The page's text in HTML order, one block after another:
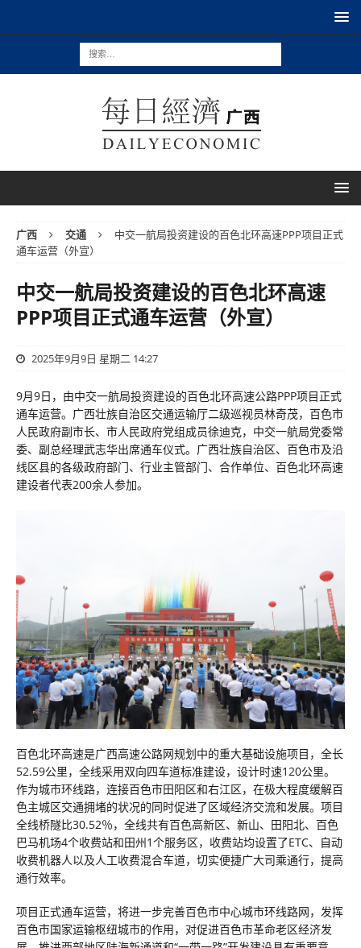
广西 交通
中交一航局投资建设的百色北环高速PPP项目正式
通车运营（外宣）
中交一航局投资建设的百色北环高速
PPP项目正式通车运营（外宣）
2025年9月9日 星期二 14:27
9月9日，由中交一航局投资建设的百色北环高速公路PPP项目正式
通车运营。广西壮族自治区交通运输厅二级巡视员林奇茂，百色市
人民政府副市长、市人民政府党组成员徐迪克，中交一航局党委常
委、副总经理武志华出席通车仪式。广西壮族自治区、百色市及沿
线区县的各级政府部门、行业主管部门、合作单位、百色北环高速
建设者代表200余人参加。
百色北环高速是广西高速公路网规划中的重大基础设施项目，全长
52.59公里，全线采用双向四车道标准建设，设计时速120公里。
作为城市环线路，连接百色市田阳区和右江区，在极大程度缓解百
色主城区交通拥堵的状况的同时促进了区域经济交流和发展。项目
全线桥隧比30.52％，全线共有百色高新区、新山、田阳北、百色
巴马机场4个收费站和田州1个服务区，收费站均设置了ETC、自动
收费机器人以及人工收费混合车道，切实便捷广大司乘通行，提高
通行效率。
项目正式通车运营，将进一步完善百色市中心城市环线路网，发挥
百色市国家运输枢纽城市的作用，对促进百色市革命老区经济发